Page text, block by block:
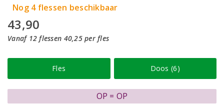
Nog 4 flessen beschikbaar
43,90
Vanaf 12 flessen 40,25 per fles
Fles Doos (6)
OP = OP